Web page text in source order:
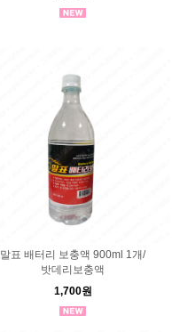
말표 배터리 보충액 900ml 1개/
밧데리보충액
1,700원